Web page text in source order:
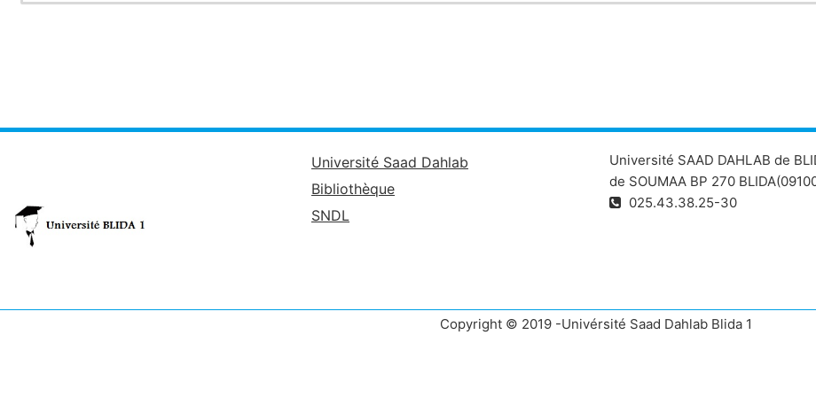
Université Saad Dahlab
Bibliothèque
SNDL
Université SAAD DAHLAB de
de SOUMAA BP 270
025.43.38.25-30
Copyright © 2019 -Univérsité Saad Dahlab Blida 1